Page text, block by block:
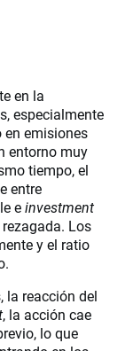
en la
especialmente
emisiones
entorno muy
tiempo, el
entre
einvestment
Los
y el ratio
la reacción del
, la acción cae
lo que